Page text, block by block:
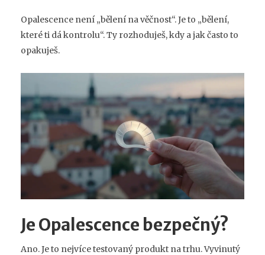
Opalescence není „bělení na věčnost“. Je to „bělení,
které ti dá kontrolu“. Ty rozhoduješ, kdy a jak často to
opakuješ.
Je Opalescence bezpečný?
Ano. Je to nejvíce testovaný produkt na trhu. Vyvinutý